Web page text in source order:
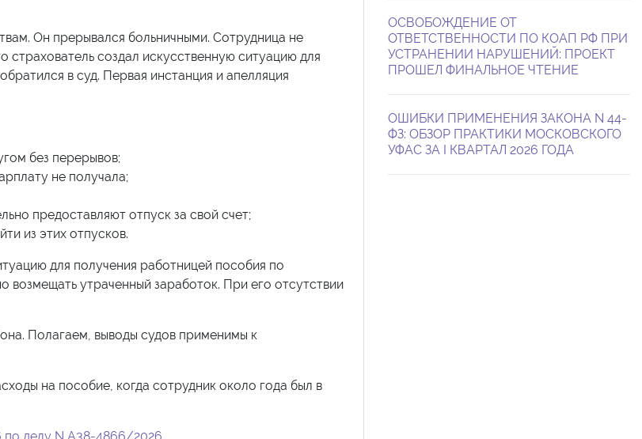
Он прерывался больничными. Сотрудница не
страхователь создал искусственную ситуацию для
в суд. Первая инстанция и апелляция
без перерывов;
не получала;
предоставляют отпуск за свой счет;
из этих отпусков.
для получения работницей пособия по
утраченный заработок. При его отсутствии
Полагаем, выводы судов применимы к
на пособие, когда сотрудник около года был в
ОСВОБОЖДЕНИЕ ОТ
ОТВЕТСТВЕННОСТИ ПО КОАП РФ ПРИ
УСТРАНЕНИИ НАРУШЕНИЙ: ПРОЕКТ
ПРОШЕЛ ФИНАЛЬНОЕ ЧТЕНИЕ
ОШИБКИ ПРИМЕНЕНИЯ ЗАКОНА N 44-
ФЗ: ОБЗОР ПРАКТИКИ МОСКОВСКОГО
УФАС ЗА I КВАРТАЛ 2026 ГОДА